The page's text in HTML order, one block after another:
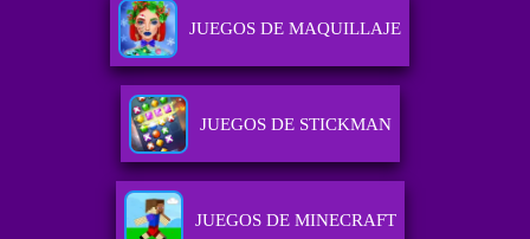
JUEGOS DE MAQUILLAJE
JUEGOS DE STICKMAN
JUEGOS DE MINECRAFT